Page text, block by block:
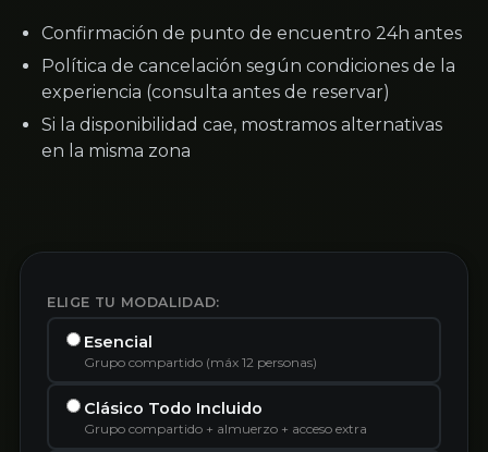
Confirmación de punto de encuentro 24h antes
Política de cancelación según condiciones de la
experiencia (consulta antes de reservar)
Si la disponibilidad cae, mostramos alternativas
en la misma zona
ELIGE TU MODALIDAD:
Esencial
Grupo compartido (máx 12 personas)
Clásico Todo Incluido
Grupo compartido + almuerzo + acceso extra